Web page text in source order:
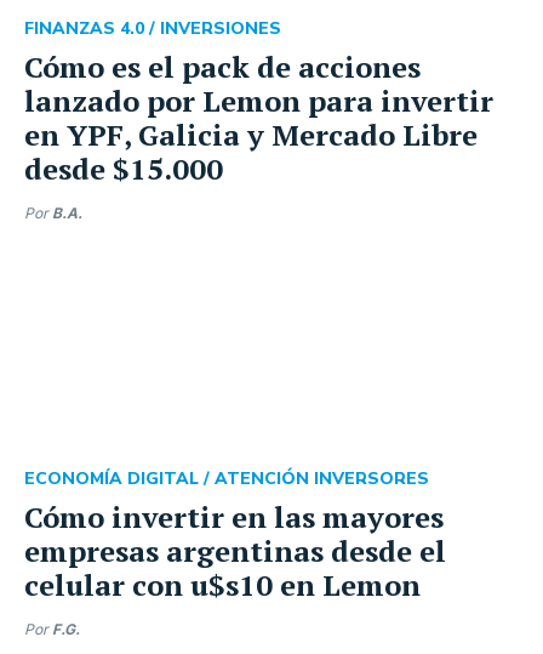
Cómo es el pack de acciones
lanzado por Lemon para invertir
en YPF, Galicia y Mercado Libre
desde $15.000
FINANZAS 4.0 / INVERSIONES
Por B.A.
Cómo invertir en las mayores
empresas argentinas desde el
celular con u$s10 en Lemon
ECONOMÍA DIGITAL / ATENCIÓN INVERSORES
Por F.G.